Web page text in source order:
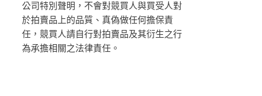
公司特別聲明，不會對競買人與買受人對
於拍賣品上的品質、真偽做任何擔保責
任，競買人請自行對拍賣品及其衍生之行
為承擔相關之法律責任。